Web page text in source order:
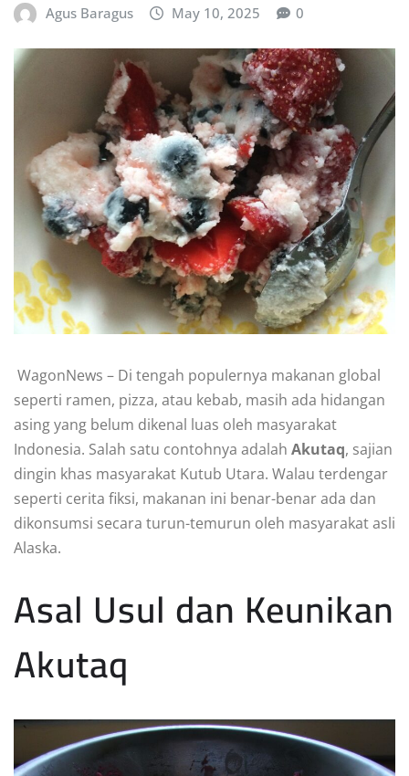
Agus Baragus May 10, 2025 0
WagonNews – Di tengah populernya makanan global
seperti ramen, pizza, atau kebab, masih ada hidangan
asing yang belum dikenal luas oleh masyarakat
Indonesia. Salah satu contohnya adalah Akutaq, sajian
dingin khas masyarakat Kutub Utara. Walau terdengar
seperti cerita fiksi, makanan ini benar-benar ada dan
dikonsumsi secara turun-temurun oleh masyarakat asli
Alaska.
Asal Usul dan Keunikan
Akutaq